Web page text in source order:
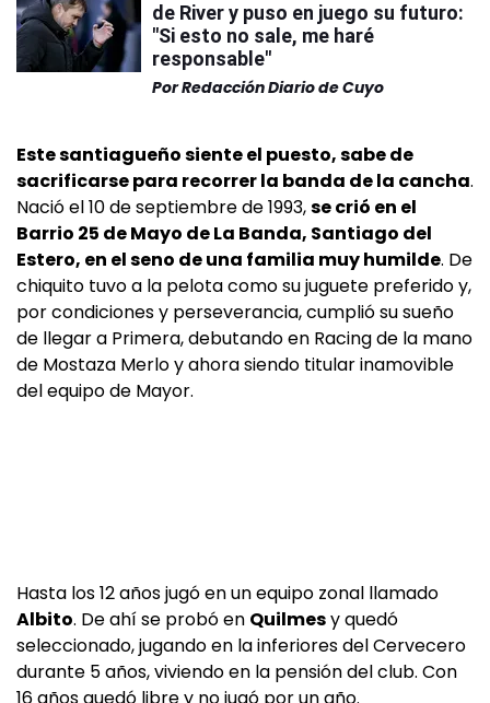
de River y puso en juego su futuro:
"Si esto no sale, me haré
responsable"
PorRedacción Diario de Cuyo
Este santiagueño siente el puesto, sabe de
sacrificarse para recorrer la banda de la cancha.
Nació el 10 de septiembre de 1993,se crió en el
Barrio 25 de Mayo de La Banda, Santiago del
Estero, en el seno de una familia muy humilde. De
chiquito tuvo a la pelota como su juguete preferido y,
por condiciones y perseverancia, cumplió su sueño
de llegar a Primera, debutando en Racing de la mano
de Mostaza Merlo y ahora siendo titular inamovible
del equipo de Mayor.
Hasta los 12 años jugó en un equipo zonal llamado
Albito. De ahí se probó en Quilmesy quedó
seleccionado, jugando en la inferiores del Cervecero
durante 5 años, viviendo en la pensión del club. Con
16 años quedó libre y no jugó por un año.